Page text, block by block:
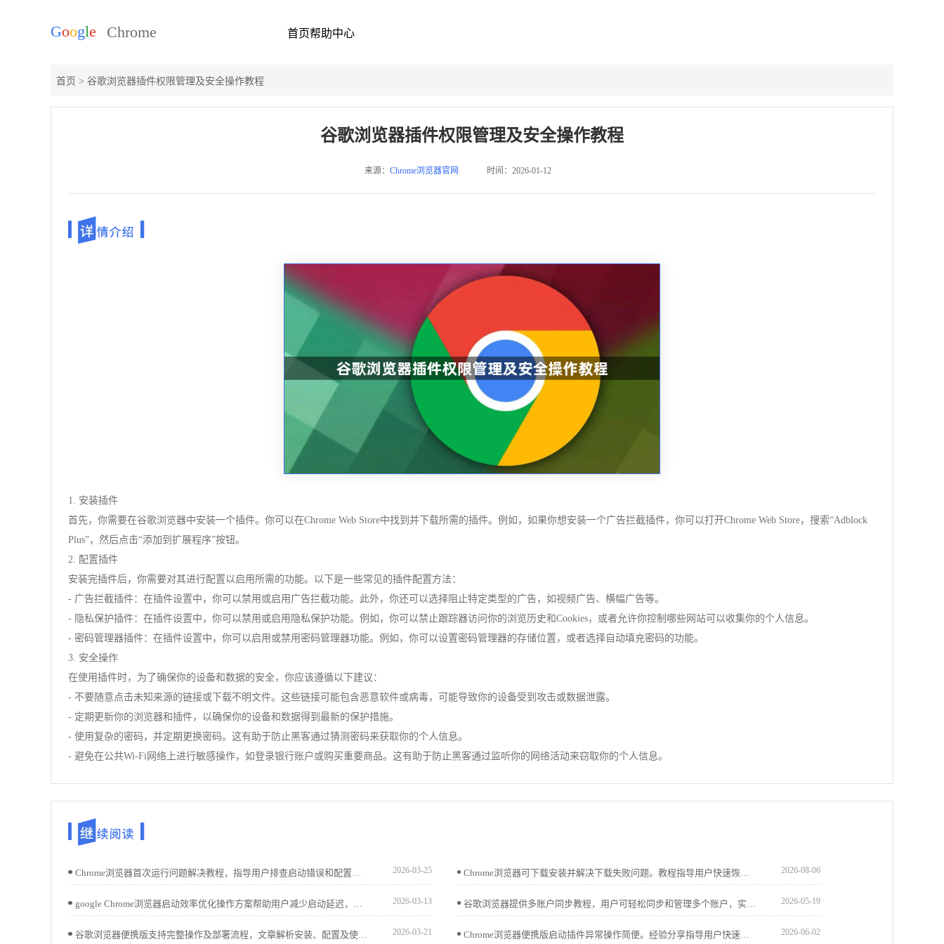
首页帮助中心
首页 > 谷歌浏览器插件权限管理及安全操作教程
谷歌浏览器插件权限管理及安全操作教程
来源： Chrome浏览器官网 时间：2026-01-12
1. 安装插件
首先，你需要在谷歌浏览器中安装一个插件。你可以在Chrome Web Store中找到并下载所需的插件。例如，如果你想安装一个广告拦截插件，你可以打开Chrome Web Store，搜索“Adblock
Plus”，然后点击“添加到扩展程序”按钮。
2. 配置插件
安装完插件后，你需要对其进行配置以启用所需的功能。以下是一些常见的插件配置方法：
- 广告拦截插件：在插件设置中，你可以禁用或启用广告拦截功能。此外，你还可以选择阻止特定类型的广告，如视频广告、横幅广告等。
- 隐私保护插件：在插件设置中，你可以禁用或启用隐私保护功能。例如，你可以禁止跟踪器访问你的浏览历史和Cookies，或者允许你控制哪些网站可以收集你的个人信息。
- 密码管理器插件：在插件设置中，你可以启用或禁用密码管理器功能。例如，你可以设置密码管理器的存储位置，或者选择自动填充密码的功能。
3. 安全操作
在使用插件时，为了确保你的设备和数据的安全，你应该遵循以下建议：
- 不要随意点击未知来源的链接或下载不明文件。这些链接可能包含恶意软件或病毒，可能导致你的设备受到攻击或数据泄露。
- 定期更新你的浏览器和插件，以确保你的设备和数据得到最新的保护措施。
- 使用复杂的密码，并定期更换密码。这有助于防止黑客通过猜测密码来获取你的个人信息。
- 避免在公共Wi-Fi网络上进行敏感操作，如登录银行账户或购买重要商品。这有助于防止黑客通过监听你的网络活动来窃取你的个人信息。
Chrome浏览器首次运行问题解决教程，指导用户排查启动错误和配置问题，确保浏览器能够顺利启动，同时提升整体性能和操作稳定性。 2026-03-25 Chrome浏览器可下载安装并解决下载失败问题。教程指导用户快速恢复下载，提高操作便捷性，实现高效顺畅使用体验。 2026-08-06
google Chrome浏览器启动效率优化操作方案帮助用户减少启动延迟，提高浏览器开启速度，实现日常高效使用体验。 2026-03-13 谷歌浏览器提供多账户同步教程，用户可轻松同步和管理多个账户，实现浏览器数据统一管理，提高多设备操作效率。 2026-05-19
谷歌浏览器便携版支持完整操作及部署流程，文章解析安装、配置及使用技巧，并分享移动办公优化方法，帮助用户高效完成全流程操作。 2026-03-21 Chrome浏览器便携版启动插件异常操作简便。经验分享指导用户快速处理异常，提高操作效率，保证整体使用体验顺畅可靠。 2026-06-02